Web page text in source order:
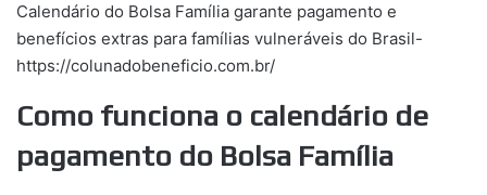
Calendário do Bolsa Família garante pagamento e
benefícios extras para famílias vulneráveis do Brasil-
https://colunadobeneficio.com.br/
Como funciona o calendário de
pagamento do Bolsa Família